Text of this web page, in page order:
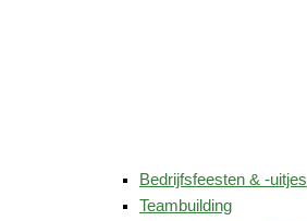
Bedrijfsfeesten & -uitjes
Teambuilding